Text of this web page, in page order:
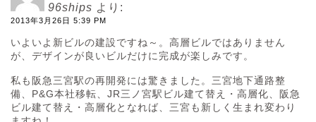
96ships より:
2013年3月26日 5:39 PM
いよいよ新ビルの建設ですね～。高層ビルではありません
が、デザインが良いビルだけに完成が楽しみです。
私も阪急三宮駅の再開発には驚きました。三宮地下通路整
備、P&G本社移転、JR三ノ宮駅ビル建て替え・高層化、阪急
ビル建て替え・高層化となれば、三宮も新しく生まれ変わり